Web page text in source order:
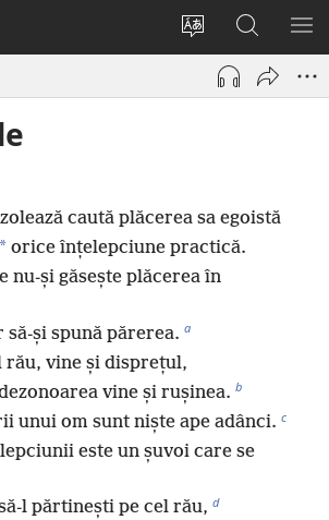
Schimbaţi
limba
site-
Conectează-
deschide
Căutați
pe
JW.ORG
caută plăcerea sa egoistă
* orice înțelepciune practică.
nu-și găsește plăcerea în
să-și spună părerea. a
rău, vine și disprețul,
vine și rușinea. b
unui om sunt niște ape adânci. c
este un șuvoi care se
l părtinești pe cel rău, d